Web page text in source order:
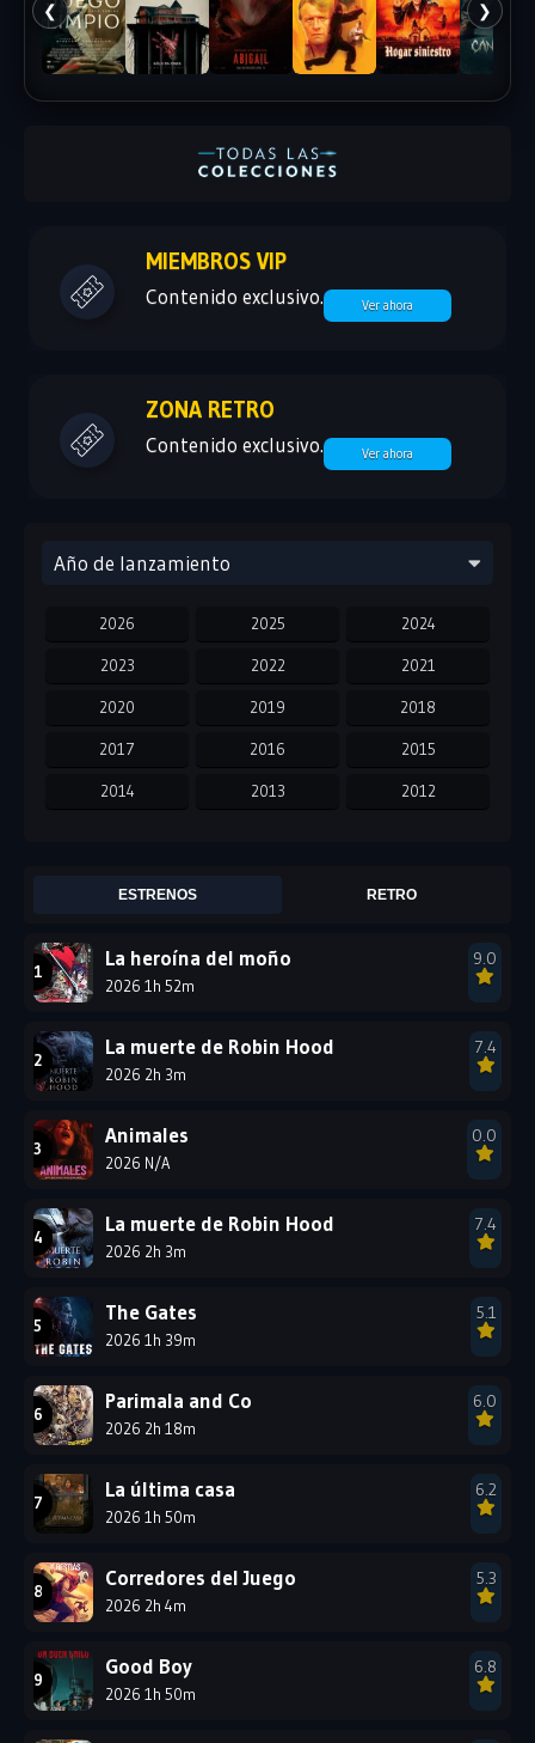
❮ ❯
MIEMBROS VIP
Contenido exclusivo. Ver ahora
ZONA RETRO
Contenido exclusivo. Ver ahora
Año de lanzamiento
2026 2025 2024
2023 2022 2021
2020 2019 2018
2017 2016 2015
2014 2013 2012
2002 2001
1996 1995
1993
1990
1987
1981
ESTRENOS RETRO
La heroína del moño
2026 1h 52m
9.0
La muerte de Robin Hood
2026 2h 3m
7.4
Animales
2026 N/A
0.0
La muerte de Robin Hood
2026 2h 3m
7.4
The Gates
2026 1h 39m
5.1
Parimala and Co
2026 2h 18m
6.0
La última casa
2026 1h 50m
6.2
Corredores del Juego
2026 2h 4m
5.3
Good Boy
2026 1h 50m
6.8